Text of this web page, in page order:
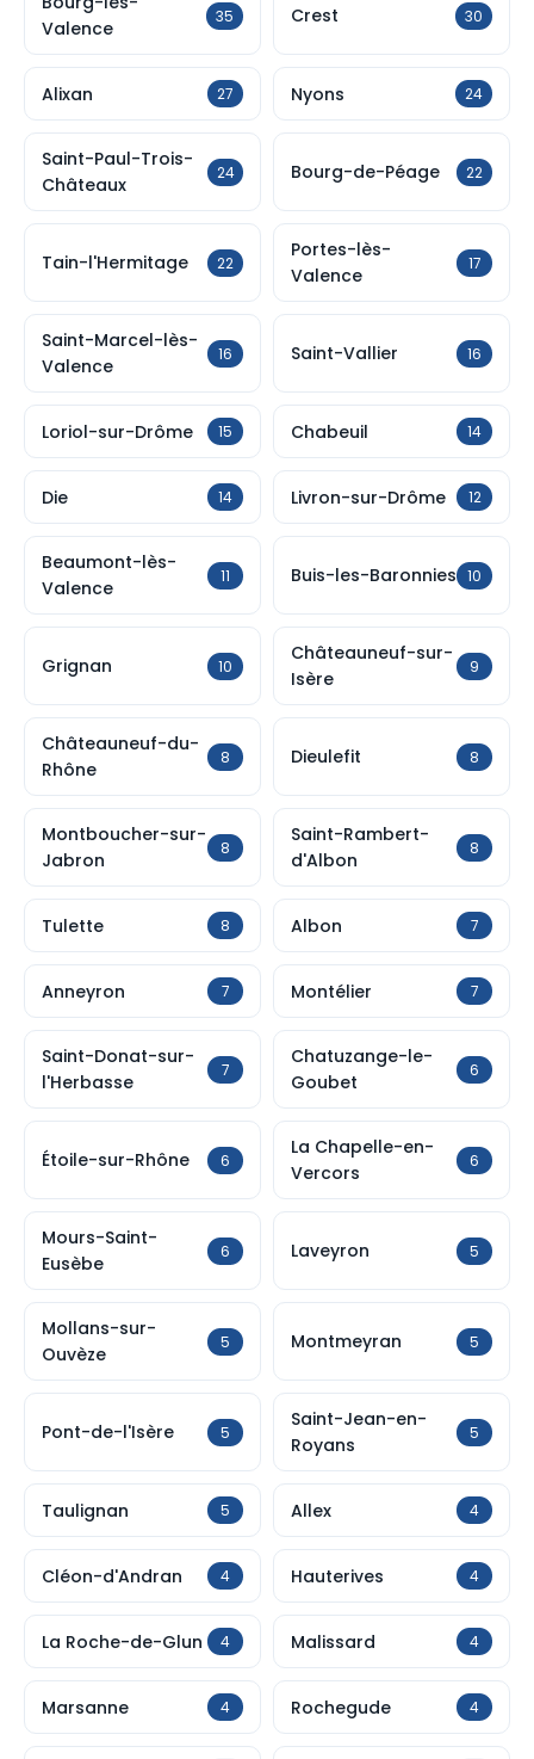
Valence
35 Crest 30
Alixan 27 Nyons 24
Saint-Paul-Trois-
Châteaux
24 Bourg-de-Péage 22
Tain-l'Hermitage 22
Portes-lès-
Valence
17
Saint-Marcel-lès-
Valence
16 Saint-Vallier 16
Loriol-sur-Drôme 15 Chabeuil 14
Die 14 Livron-sur-Drôme 12
Beaumont-lès-
Valence
11 Buis-les-Baronnies 10
Grignan 10
Châteauneuf-sur-
Isère
9
Châteauneuf-du-
Rhône
8 Dieulefit 8
Montboucher-sur-
Jabron
8
Saint-Rambert-
d'Albon
8
Tulette 8 Albon 7
Anneyron 7 Montélier 7
Saint-Donat-sur-
l'Herbasse
7
Chatuzange-le-
Goubet
6
Étoile-sur-Rhône 6
La Chapelle-en-
Vercors
6
Mours-Saint-
Eusèbe
6 Laveyron 5
Mollans-sur-
Ouvèze
5 Montmeyran 5
Pont-de-l'Isère 5
Saint-Jean-en-
Royans
5
Taulignan 5 Allex 4
Cléon-d'Andran 4 Hauterives 4
La Roche-de-Glun 4 Malissard 4
Marsanne 4 Rochegude 4